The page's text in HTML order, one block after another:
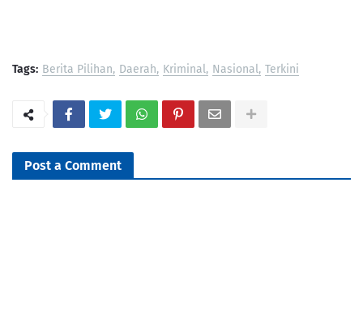
Tags: Berita Pilihan Daerah Kriminal Nasional Terkini
Post a Comment